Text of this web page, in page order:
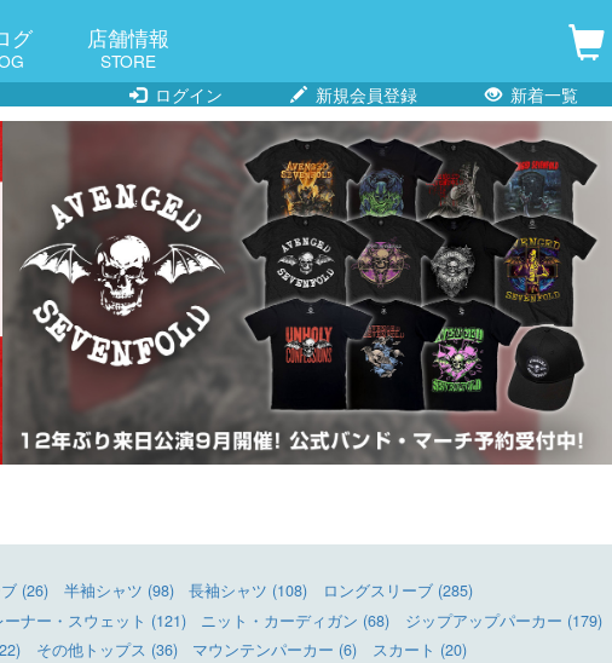
グ 店舗情報
STORE
ログイン
新規会員登録 新着一覧
(26) 半袖シャツ (98) 長袖シャツ (108)
ロングスリーブ (285)
ーナー・スウェット (121) ニット・カーディガン (68)
ジップアップパーカー (179)
その他トップス (36) マウンテンパーカー (6)
スカート (20)